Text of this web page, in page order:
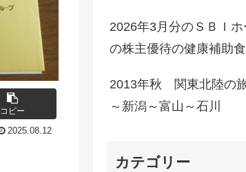
コピー
2025.08.12
2026年3月分のＳＢＩ
の株主優待の健康補助
2013年秋 関東北陸
～新潟～富山～石川
カテゴリー